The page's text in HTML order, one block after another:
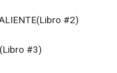
#2)
(Libro #3)